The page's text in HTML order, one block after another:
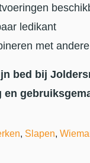
ledikant
met
bed bij
, Slapen,